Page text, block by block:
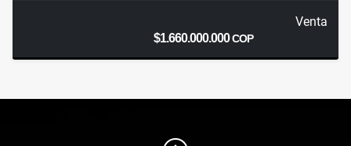
Venta
$1.660.000.000COP